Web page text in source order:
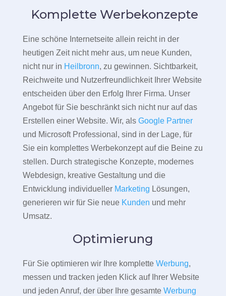
Komplette Werbekonzepte
Eine schöne Internetseite allein reicht in der
heutigen Zeit nicht mehr aus, um neue Kunden,
nicht nur in Heilbronn, zu gewinnen. Sichtbarkeit,
Reichweite und Nutzerfreundlichkeit Ihrer Website
entscheiden über den Erfolg Ihrer Firma. Unser
Angebot für Sie beschränkt sich nicht nur auf das
Erstellen einer Website. Wir, als Google Partner
und Microsoft Professional, sind in der Lage, für
Sie ein komplettes Werbekonzept auf die Beine zu
stellen. Durch strategische Konzepte, modernes
Webdesign, kreative Gestaltung und die
Entwicklung individueller Marketing Lösungen,
generieren wir für Sie neue Kunden und mehr
Umsatz.
Optimierung
Für Sie optimieren wir Ihre komplette Werbung,
messen und tracken jeden Klick auf Ihrer Website
und jeden Anruf, der über Ihre gesamte Werbung